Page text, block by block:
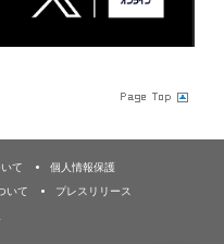
て
個人情報保護
いて
プレスリリース